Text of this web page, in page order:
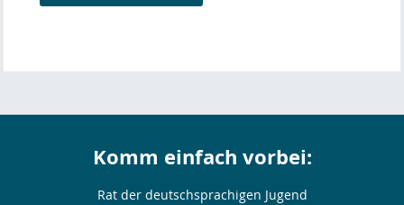
Komm einfach vorbei:
Rat der deutschsprachigen Jugend